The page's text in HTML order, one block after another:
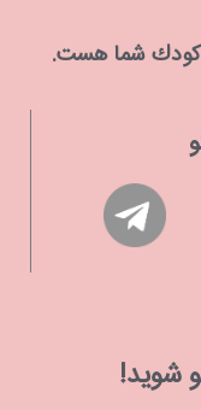
كودك شما هست.
شوید!